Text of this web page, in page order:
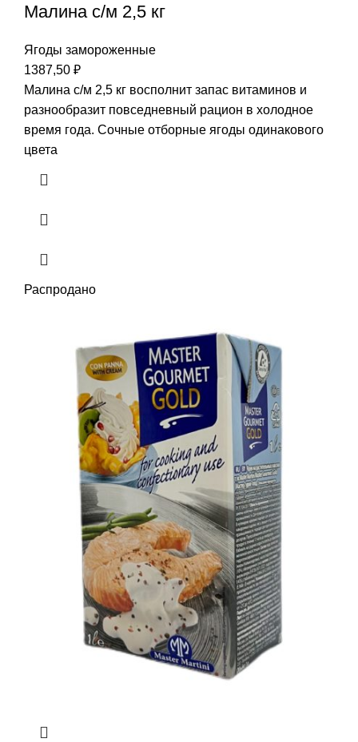
Малина с/м 2,5 кг
Ягоды замороженные
1387,50 ₽
Малина с/м 2,5 кг восполнит запас витаминов и
разнообразит повседневный рацион в холодное
время года. Сочные отборные ягоды одинакового
цвета
Распродано